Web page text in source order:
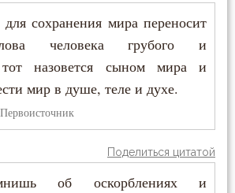
(Пономарёв)
сохранения мира переносит
человека грубого и
тот назовется сыном мира и
мир в душе, теле и духе.
Первоисточник
Поделиться цитатой
об оскорблениях и